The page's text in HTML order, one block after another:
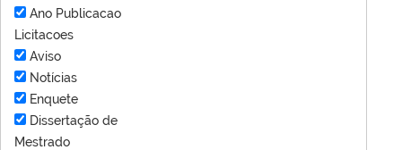
Ano Publicacao
Licitacoes
Aviso
Notícias
Enquete
Dissertação de
Mestrado